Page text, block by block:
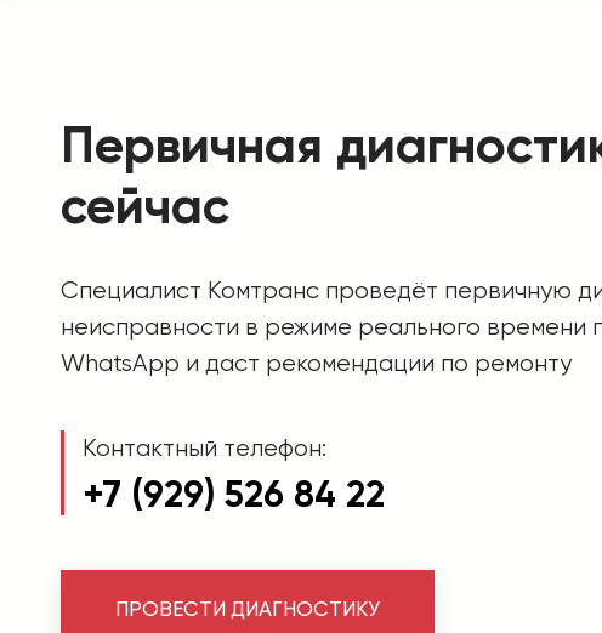
Первичная
сейчас
Специалист Комтранс проведёт первичную
неисправности в режиме реального времени
WhatsApp и даст рекомендации по ремонту
Контактный телефон:
+7 (929) 526 84 22
ПРОВЕСТИ ДИАГНОСТИКУ